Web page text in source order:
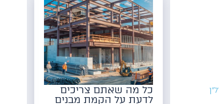
כל מה שאתם צריכים
לדעת על הקמת מבנים